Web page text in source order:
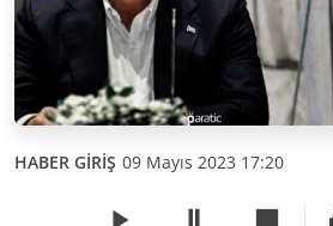
HABER GİRİŞ 09 Mayıs 2023 17:20